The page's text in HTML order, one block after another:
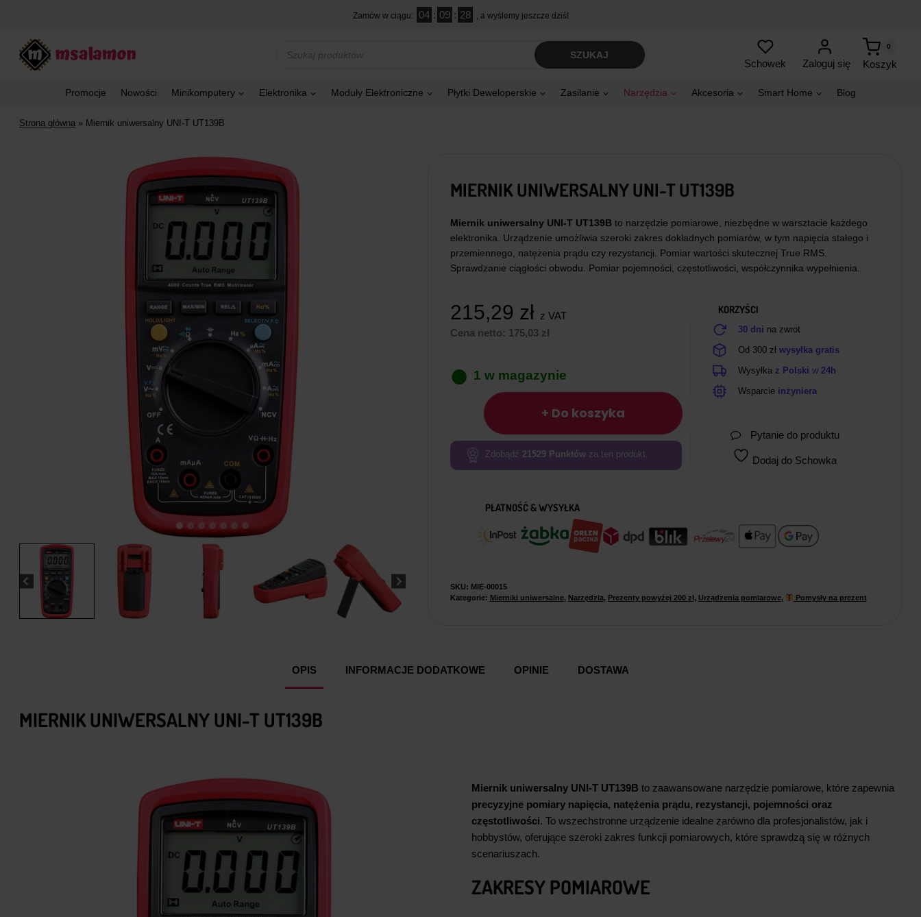
Zamów w ciągu: 04 : 09 : 27 , a wyślemy jeszcze dziś!
produktów
SZUKAJ
Schowek Zaloguj się Koszyk
0
Promocje Nowości Minikomputery Elektronika Moduły Elektroniczne Płytki Deweloperskie Zasilanie Narzędzia Akcesoria Smart Home Blog
Strona główna » Miernik uniwersalny UNI-T UT139B
MIERNIK UNIWERSALNY UNI-T UT139B
Miernik uniwersalny UNI-T UT139Bto narzędzie pomiarowe, niezbędne w warsztacie każdego
elektronika. Urządzenie umożliwia szeroki zakres dokładnych pomiarów, w tym napięcia stałego i
przemiennego, natężenia prądu czy rezystancji. Pomiar wartości skutecznej True RMS.
Sprawdzanie ciągłości obwodu. Pomiar pojemności, częstotliwości, współczynnika wypełnienia.
215,29 zł z VAT
Cena netto: 175,03 zł
1 w magazynie
uniwersalny
UNI-
T
+ Do koszyka
Zdobądź 21529Punktówza ten produkt.
KORZYŚCI
30 dni na zwrot
Od 300 złwysyłka gratis
Wysyłka z Polskiw24h
Wsparcie inżyniera
Pytanie do produktu
Dodaj do Schowka
PŁATNOŚĆ & WYSYŁKA
SKU: MIE-00015
Kategorie: Mierniki uniwersalne, Narzędzia, Prezenty powyżej 200 zł, Urządzenia pomiarowe, Pomysły na prezent
OPIS INFORMACJE DODATKOWE OPINIE DOSTAWA
MIERNIK UNIWERSALNY UNI-T UT139B
Miernik uniwersalny UNI-T UT139B to zaawansowane narzędzie pomiarowe, które zapewnia
precyzyjne pomiary napięcia, natężenia prądu, rezystancji, pojemności oraz
częstotliwości. To wszechstronne urządzenie idealne zarówno dla profesjonalistów, jak i
hobbystów, oferujące szeroki zakres funkcji pomiarowych, które sprawdzą się w różnych
scenariuszach.
ZAKRESY POMIAROWE